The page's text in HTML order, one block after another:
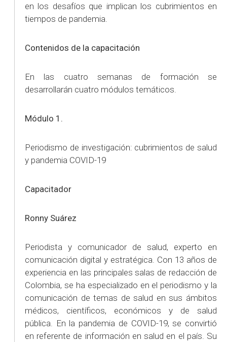
en los desafíos que implican los cubrimientos en
tiempos de pandemia.
Contenidos de la capacitación
En las cuatro semanas de formación se
desarrollarán cuatro módulos temáticos.
Módulo 1.
Periodismo de investigación: cubrimientos de salud
y pandemia COVID-19
Capacitador
Ronny Suárez
Periodista y comunicador de salud, experto en
comunicación digital y estratégica. Con 13 años de
experiencia en las principales salas de redacción de
Colombia, se ha especializado en el periodismo y la
comunicación de temas de salud en sus ámbitos
médicos, científicos, económicos y de salud
pública. En la pandemia de COVID-19, se convirtió
en referente de información en salud en el país. Su